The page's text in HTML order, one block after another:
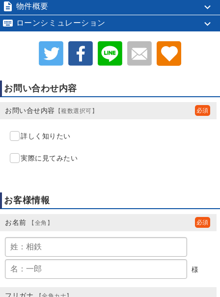
 物件概要
 ローンシミュレーション
お問い合わせ内容
お問い合せ内容 【複数選択可】
詳しく知りたい
実際に見てみたい
お客様情報
お名前 【全角】
様
フリガナ